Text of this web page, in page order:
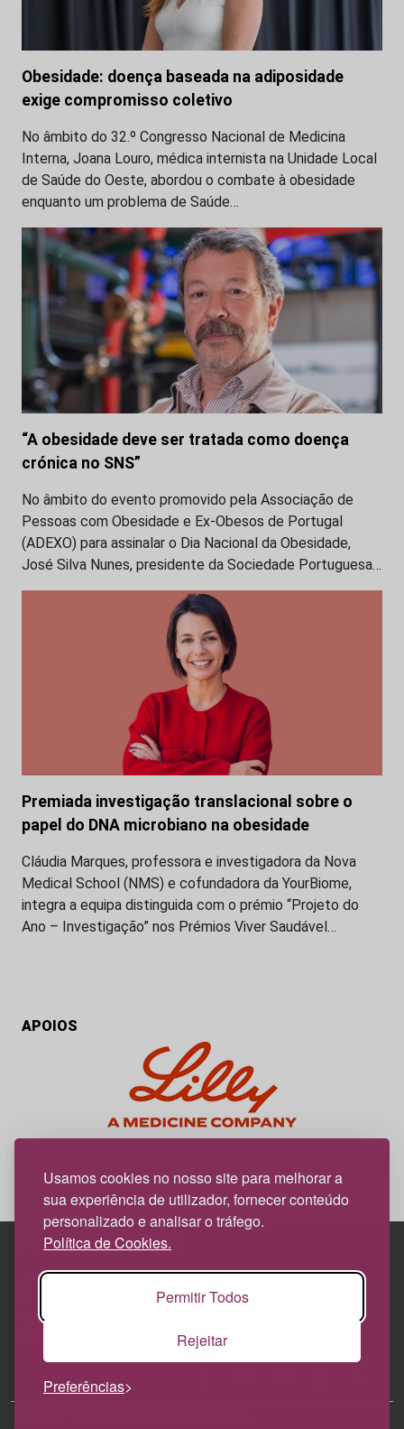
Usamos cookies no nosso site para melhorar a
sua experiência de utilizador, fornecer conteúdo
personalizado e analisar o tráfego.
Política de Cookies.
Permitir Todos
Rejeitar
Preferências
Obesidade: doença baseada na adiposidade
exige compromisso coletivo
No âmbito do 32.º Congresso Nacional de Medicina
Interna, Joana Louro, médica internista na Unidade Local
de Saúde do Oeste, abordou o combate à obesidade
enquanto um problema de Saúde…
“A obesidade deve ser tratada como doença
crónica no SNS”
No âmbito do evento promovido pela Associação de
Pessoas com Obesidade e Ex-Obesos de Portugal
(ADEXO) para assinalar o Dia Nacional da Obesidade,
José Silva Nunes, presidente da Sociedade Portuguesa…
Premiada investigação translacional sobre o
papel do DNA microbiano na obesidade
Cláudia Marques, professora e investigadora da Nova
Medical School (NMS) e cofundadora da YourBiome,
integra a equipa distinguida com o prémio “Projeto do
Ano – Investigação” nos Prémios Viver Saudável…
APOIOS
News Farma, possível com o apoio da Lilly.
Edif. Lisboa Oriente | Av. Infante D. Henrique, n.º 333H, esc.
1800-282 Lisboa | Portugal